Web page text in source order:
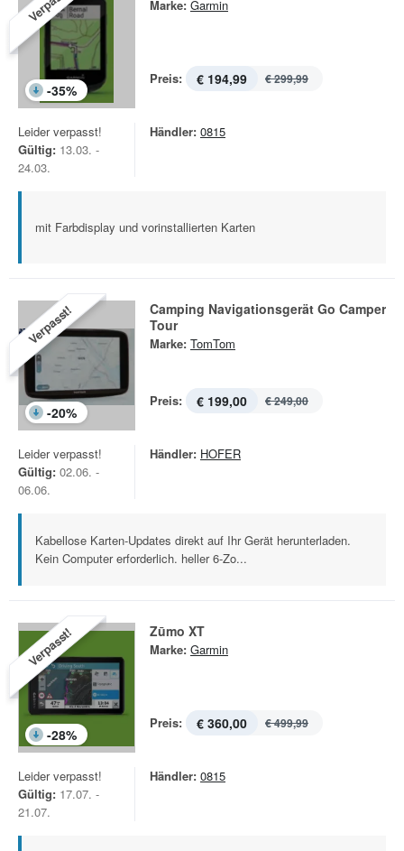
-35%
Marke: Garmin
Preis: € 194,99 € 299,99
Leider verpasst!
Gültig: 13.03. -
24.03.
Händler: 0815
mit Farbdisplay und vorinstallierten Karten
Verpasst!
-20%
Camping Navigationsgerät Go Camper
Tour
Marke: TomTom
Preis: € 199,00 € 249,00
Leider verpasst!
Gültig: 02.06. -
06.06.
Händler: HOFER
Kabellose Karten-Updates direkt auf Ihr Gerät herunterladen.
Kein Computer erforderlich. heller 6-Zo...
Verpasst!
-28%
Zūmo XT
Marke: Garmin
Preis: € 360,00 € 499,99
Leider verpasst!
Gültig: 17.07. -
21.07.
Händler: 0815